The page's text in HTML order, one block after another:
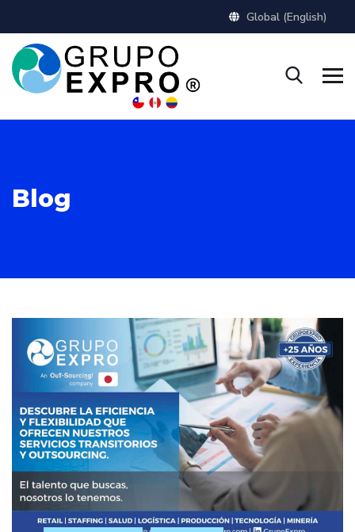
Global (English)
Blog